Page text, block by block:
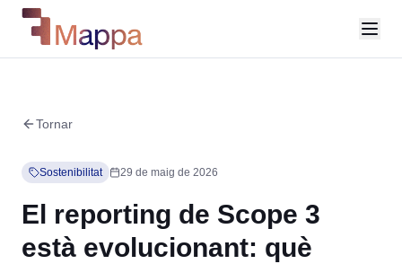
Tornar
Sostenibilitat 29 de maig de 2026
El reporting de Scope 3
està evolucionant: què